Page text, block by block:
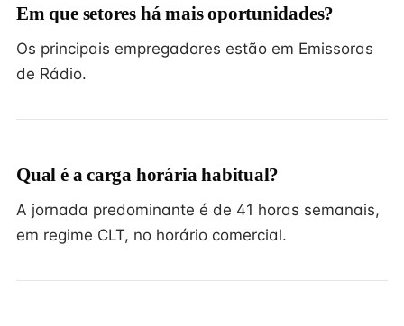
Em que setores há mais oportunidades?
Os principais empregadores estão em Emissoras
de Rádio.
Qual é a carga horária habitual?
A jornada predominante é de 41 horas semanais,
em regime CLT, no horário comercial.